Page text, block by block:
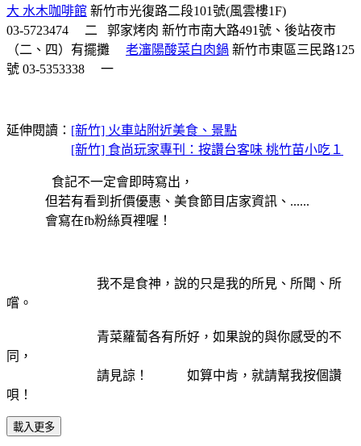
大 水木咖啡館 新竹市光復路二段101號(風雲樓1F)
03-5723474
二 郭家烤肉 新竹市南大路491號、 後站夜市
（二、四）有擺攤
老瀋陽酸菜白肉鍋 新竹市東區三民路125
號 03-5353338 一
延伸閱讀： [新竹] 火車站附近美食、景點
[新竹] 食尚玩家專刊：按讚台客味 桃竹苗小吃１
食記不一定會即時寫出，
但若有看到折價優惠、美食節目店家資訊、......
會寫在fb粉絲頁裡喔！
我不是食神，說的只是我的所見、所聞、所
嚐。
青菜蘿蔔各有所好，如果說的與你感受的不
同，
請見諒！ 如算中肯，就請幫我按個讚
唄！
載入更多